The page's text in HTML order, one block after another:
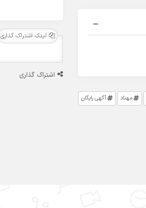
مهناد آگهی رایگان
لینک اشتراک گذاری
اشتراک گذاری